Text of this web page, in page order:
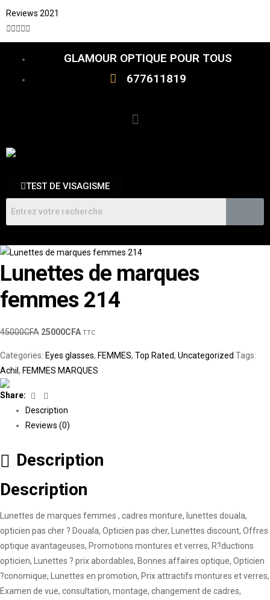
Reviews 2021

GLAMOUR OPTIQUE POUR TOUS
677611819
TEST DE VISAGISME
Lunettes de marques
femmes 214
45000CFA 25000CFA TTC
Categories: Eyes glasses, FEMMES, Top Rated, Uncategorized Tags:
Achil , FEMMES MARQUES
Share: Facebook
Description
Reviews (0)
Description
Description
Lunettes de marques femmes , cadres monture, lunettes douala,
opticien pas cher ? Douala, Opticien pas cher, Lunettes discount, Offres
optique avantageuses, Promotions montures et verres, R?ductions
opticien, Lunettes ? prix abordables, Bonnes affaires optique, Opticien
?conomique, Lunettes en promotion, Prix attractifs montures et verres,
Examen de vue, consultation, montage, changement de cadres,